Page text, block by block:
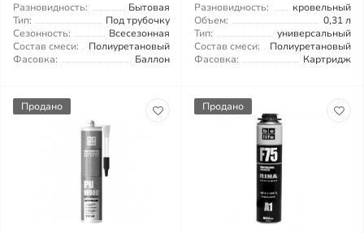
Разновидность:
Бытовая
Тип:
Под трубочку
Сезонность:
Всесезонная
Состав смеси:
Полиуретановый
Фасовка:
Баллон
Разновидность:
кровельный
Объем:
0,31 л
Тип:
универсальный
Состав смеси:
Полиуретановый
Фасовка:
Картридж
Продано Продано